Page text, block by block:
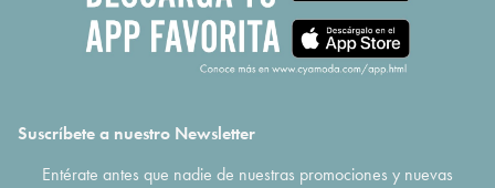
Suscríbete a nuestro Newsletter
Entérate antes que nadie de nuestras promociones y nuevas